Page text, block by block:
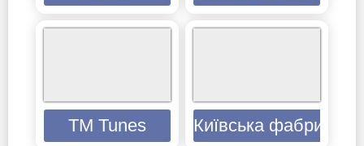
TM Tunes Київська фабрика